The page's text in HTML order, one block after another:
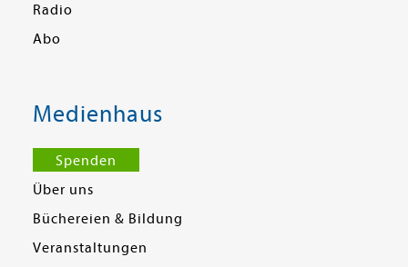
Radio
Abo
Medienhaus
Spenden
Über uns
Büchereien & Bildung
Veranstaltungen